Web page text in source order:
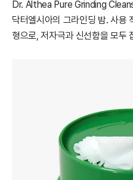
Dr. Althea Pure Grinding
닥터엘시아의 그라인딩 밤. 사용
형으로, 저자극과 신선함을 모두